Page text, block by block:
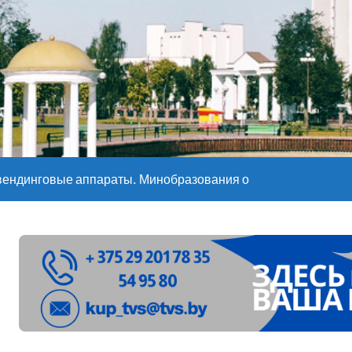
– 05 08 2026
– 07 08 20
аппараты. Минобразования об изменениях в
из Молодечно о 50-килограммовом каравае для
детей с 1 сентября, рассказали в правительстве
рассказали о погоде на сегодня